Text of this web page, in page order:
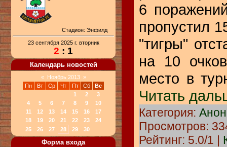
Стадион: Энфилд
23 сентября 2025 г. вторник
2 : 1
Календарь новостей
« Ноябрь 2013 »
Пн
Вт Ср Чт Пт Сб
Вс
1
2
3
4
5 6 7 8 9
10
11
12 13 14 15 16
17
18
19 20 21 22 23
24
25
26 27 28 29 30
Форма входа
6
пропустил
"тигры"
на 10
место в
Читать
Категория:
Просмотров:
Рейтинг: 5.0/1 |